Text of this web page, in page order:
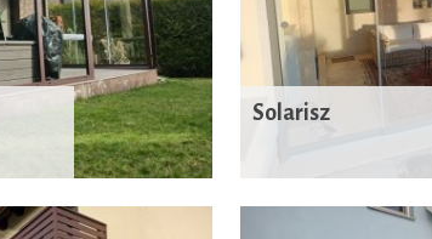
Solarisz